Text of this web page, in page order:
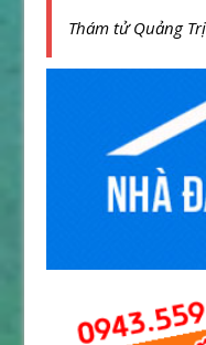
Thám tử Quảng